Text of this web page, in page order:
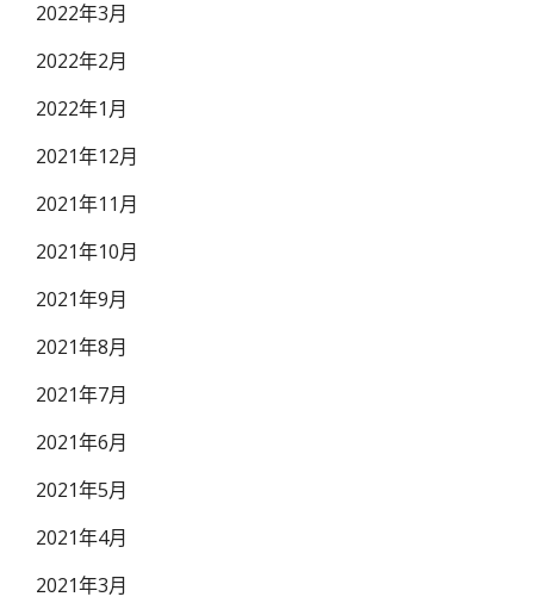
2022年3月
2022年2月
2022年1月
2021年12月
2021年11月
2021年10月
2021年9月
2021年8月
2021年7月
2021年6月
2021年5月
2021年4月
2021年3月